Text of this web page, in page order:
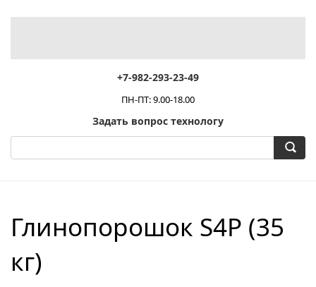
+7-982-293-23-49
ПН-ПТ: 9.00-18.00
Задать вопрос технологу
Глинопорошок S4P (35
кг)